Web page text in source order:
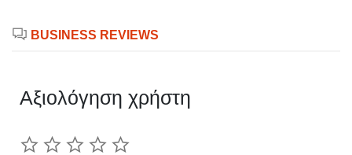
BUSINESS REVIEWS
Αξιολόγηση χρήστη